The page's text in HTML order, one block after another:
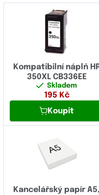
Kompatibilní náplň
350XL CB336EE
Skladem
195 Kč
Koupit
Kancelářský papír A5,